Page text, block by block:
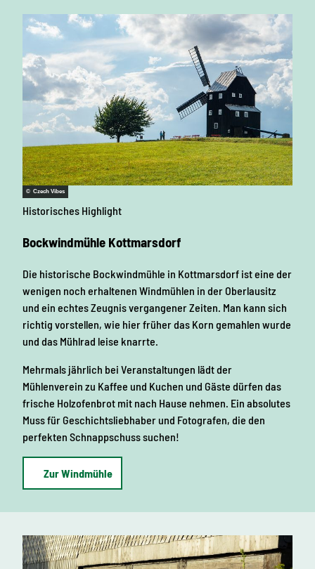
© Czech Vibes
Historisches Highlight
Bockwindmühle Kottmarsdorf
Die historische Bockwindmühle in Kottmarsdorf ist eine der
wenigen noch erhaltenen Windmühlen in der Oberlausitz
und ein echtes Zeugnis vergangener Zeiten. Man kann sich
richtig vorstellen, wie hier früher das Korn gemahlen wurde
und das Mühlrad leise knarrte.
Mehrmals jährlich bei Veranstaltungen lädt der
Mühlenverein zu Kaffee und Kuchen und Gäste dürfen das
frische Holzofenbrot mit nach Hause nehmen. Ein absolutes
Muss für Geschichtsliebhaber und Fotografen, die den
perfekten Schnappschuss suchen!
Zur Windmühle